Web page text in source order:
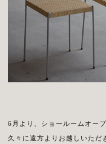
6月より、ショールームオー
久々に遠方よりお越しいただ